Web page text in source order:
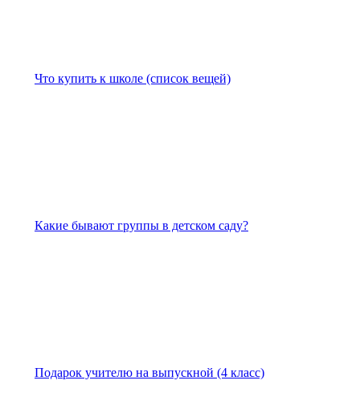
Что купить к школе (список вещей)
Какие бывают группы в детском саду?
Подарок учителю на выпускной (4 класс)